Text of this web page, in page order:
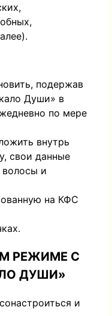
подержав
Души» в
по мере
внутрь
свои данные
и
на КФС
РЕЖИМЕ С
ДУШИ»
и